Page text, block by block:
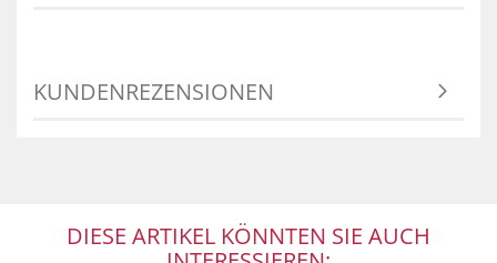
KUNDENREZENSIONEN
DIESE ARTIKEL KÖNNTEN SIE AUCH